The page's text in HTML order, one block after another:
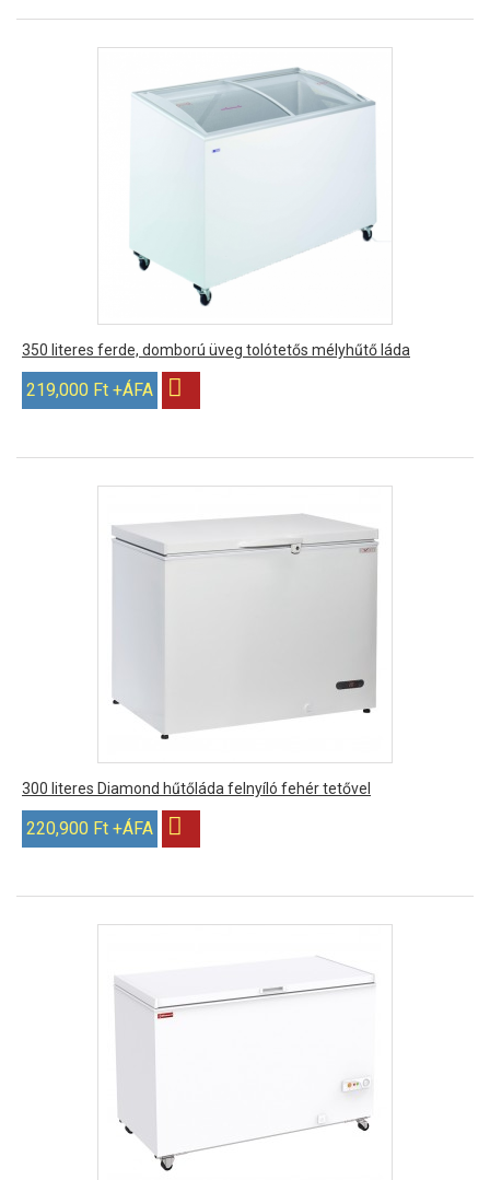
350 literes ferde, domború üveg tolótetős mélyhűtő láda
219,000 Ft +ÁFA
300 literes Diamond hűtőláda felnyíló fehér tetővel
220,900 Ft +ÁFA